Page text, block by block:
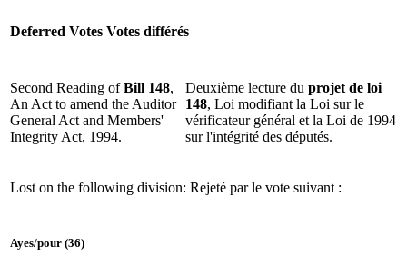
Deferred Votes Votes différés
Second Reading ofBill 148,
An Act to amend the Auditor
General Act and Members'
Integrity Act, 1994.
Deuxième lecture du projet de loi
148, Loi modifiant la Loi sur le
vérificateur général et la Loi de 1994
sur l'intégrité des députés.
Lost on the following division: Rejeté par le vote suivant :
Ayes/pour (36)